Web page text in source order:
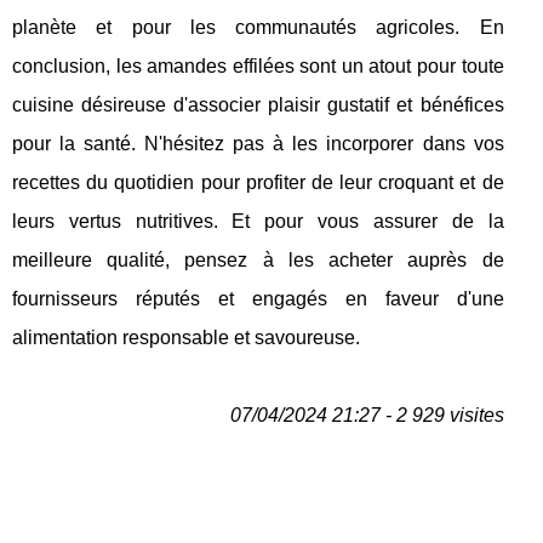
planète et pour les communautés agricoles. En
conclusion, les amandes effilées sont un atout pour toute
cuisine désireuse d'associer plaisir gustatif et bénéfices
pour la santé. N'hésitez pas à les incorporer dans vos
recettes du quotidien pour profiter de leur croquant et de
leurs vertus nutritives. Et pour vous assurer de la
meilleure qualité, pensez à les acheter auprès de
fournisseurs réputés et engagés en faveur d'une
alimentation responsable et savoureuse.
07/04/2024 21:27 - 2 929 visites